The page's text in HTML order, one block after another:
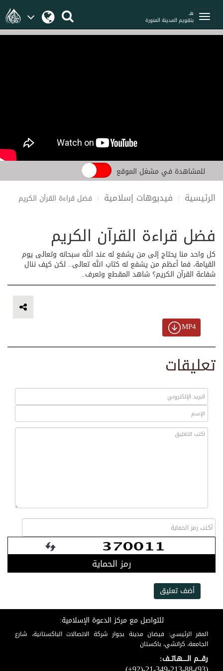
هـ
بتقويم المدينة المنورة
للمشاهدة في مشغل الموقع
الرئيسية فيديوهات إسلامية فضل قراءة القرآن الكريم
فضل قراءة القرآن الكريم
كل واحد منا يحتاج إلى من يشفع له عند الله سبحانه وتعالى يوم
القيامة، فما أعظم من يشفع له كتاب الله تعالى.. لكن كيف ننال
شفاعة القرآن الكريم؟ شاهد المقطع وتعرف..
MP4
تعليقات
رمز الحماية
أضف تعليق
للتواصل مع مركز الدعوة الإسلامية:
المقر الرئيسي: فيضان مدينة بجوار شركة الاتصالات الباكستانية، شارع
الجامعة، كراتشي، باكستان
رقـــم الـــــهـاتــف: